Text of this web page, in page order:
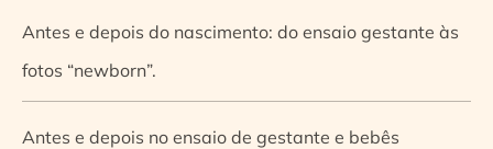
Antes e depois do nascimento: do ensaio gestante às
fotos “newborn”.
Antes e depois no ensaio de gestante e bebês